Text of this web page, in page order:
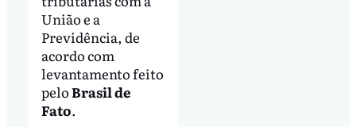
União e a
Previdência, de
acordo com
levantamento feito
peloBrasil de
Fato.